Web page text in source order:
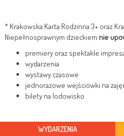
* Krakowska Karta Rodzinna 3+ oraz
Niepełnosprawnym dzieckiem nie
premiery oraz spektakle
wydarzenia
wystawy czasowe
jednorazowe wejściówki na
bilety na lodowisko
WYDARZENIA